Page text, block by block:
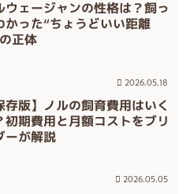
ウェージャンの性格は？飼っ
かった“ちょうどいい距離
正体
2026.05.18
存版】ノルの飼育費用はいく
初期費用と月額コストをブリ
ーが解説
2026.05.05